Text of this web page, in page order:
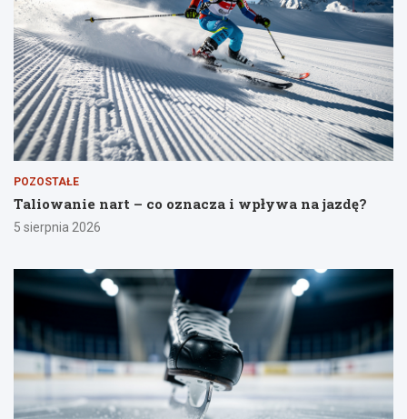
POZOSTAŁE
Taliowanie nart – co oznacza i wpływa na jazdę?
5 sierpnia 2026